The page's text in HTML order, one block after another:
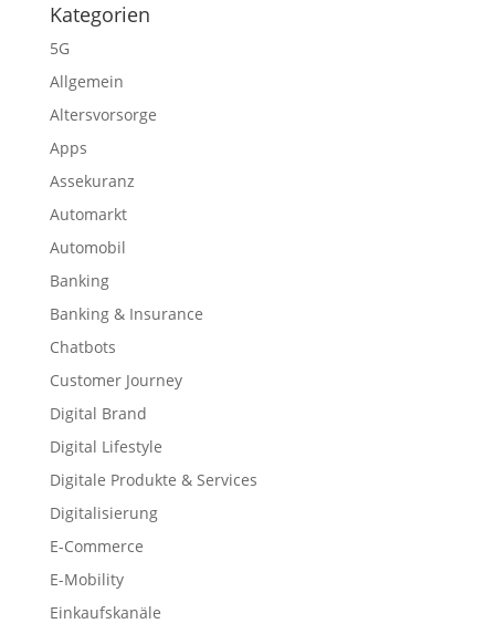
Kategorien
5G
Allgemein
Altersvorsorge
Apps
Assekuranz
Automarkt
Automobil
Banking
Banking & Insurance
Chatbots
Customer Journey
Digital Brand
Digital Lifestyle
Digitale Produkte & Services
Digitalisierung
E-Commerce
E-Mobility
Einkaufskanäle